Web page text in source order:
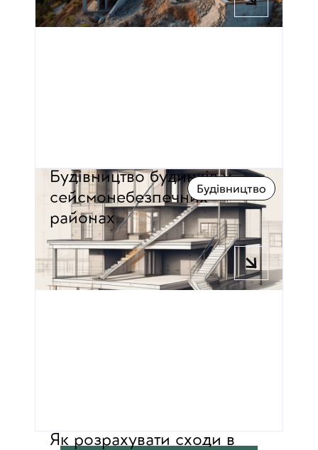
Будівництво будинків у
сейсмонебезпечних
районах
Павло Дмитровський
6 хв час читання
Будівництво
Як розрахувати сходи в